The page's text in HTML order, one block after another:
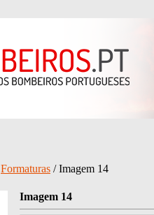
Formaturas / Imagem 14
Imagem 14